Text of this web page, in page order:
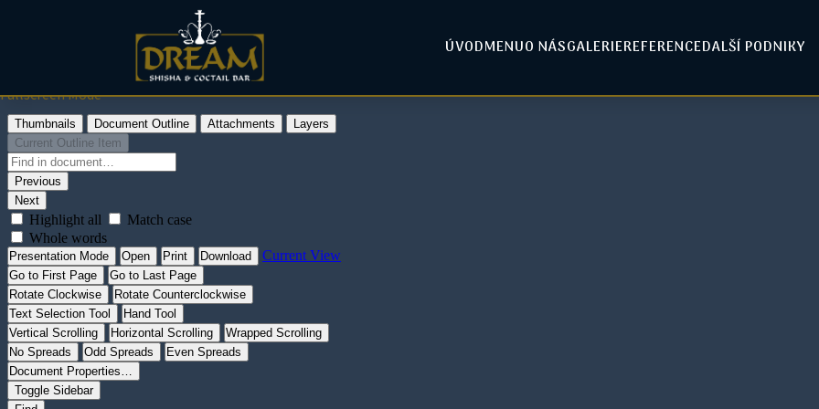
ÚVODMENUO NÁSGALERIEREFERENCEDALŠÍ PODNIKY
Fullscreen Mode